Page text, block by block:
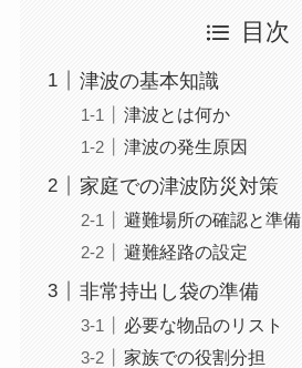
目次
津波の基本知識
津波とは何か
津波の発生原因
家庭での津波防災対策
避難場所の確認と準備
避難経路の設定
非常持出し袋の準備
必要な物品のリスト
家族での役割分担